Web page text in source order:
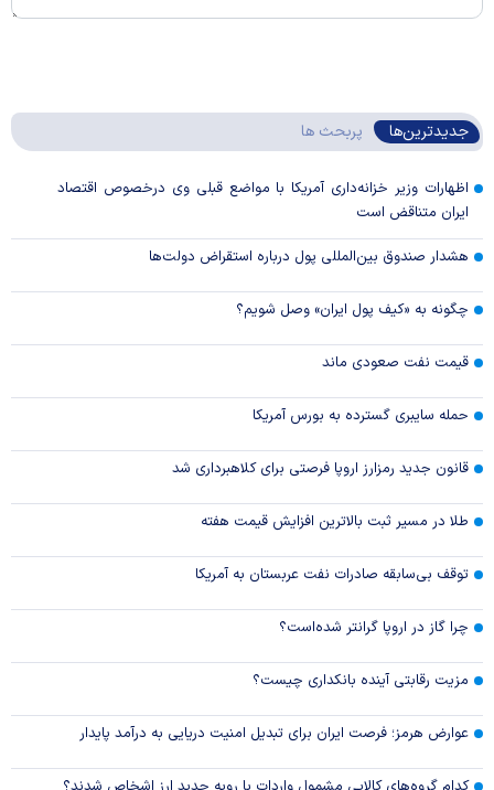
جدیدترین‌ها پربحث ها
اظهارات وزیر خزانه‌داری آمریکا با مواضع قبلی وی درخصوص اقتصاد
ایران متناقض است
هشدار صندوق بین‌المللی پول درباره استقراض دولت‌ها
چگونه به «کیف پول ایران» وصل شویم؟
قیمت نفت صعودی ماند
حمله سایبری گسترده به بورس آمریکا
قانون جدید رمزارز اروپا فرصتی برای کلاهبرداری شد
طلا در مسیر ثبت بالاترین افزایش قیمت هفته
توقف بی‌سابقه صادرات نفت عربستان به آمریکا
چرا گاز در اروپا گرانتر شده‌است؟
مزیت رقابتی آینده بانکداری چیست؟
عوارض هرمز؛ فرصت ایران برای تبدیل امنیت دریایی به درآمد پایدار